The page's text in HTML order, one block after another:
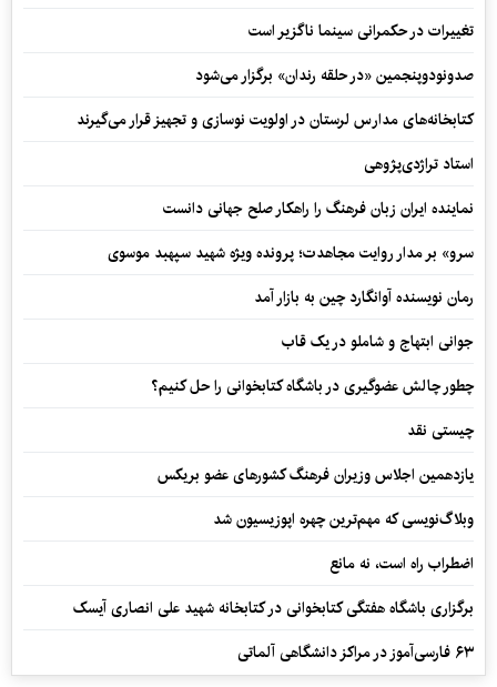
تغییرات در حکمرانی سینما ناگزیر است
صدونودوپنجمین «در حلقه رندان» برگزار می‌شود
کتابخانه‌های مدارس لرستان در اولویت نوسازی و تجهیز قرار می‌گیرند
استاد تراژدی‌پژوهی
نماینده ایران زبان فرهنگ را راهکار صلح جهانی دانست
سرو» بر مدار روایت مجاهدت؛ پرونده ویژه شهید سپهبد موسوی
رمان نویسنده آوانگارد چین به بازار آمد
جوانی ابتهاج و شاملو در یک قاب
چطور چالش عضوگیری در باشگاه کتابخوانی را حل کنیم؟
چیستی نقد
یازدهمین اجلاس وزیران فرهنگ کشورهای عضو بریکس
وبلاگ‌نویسی که مهم‌ترین چهره اپوزیسیون شد
اضطراب راه است، نه مانع
برگزاری باشگاه هفتگی کتابخوانی در کتابخانه شهید علی انصاری آیسک
۶۳ فارسی‌آموز در مراکز دانشگاهی آلماتی